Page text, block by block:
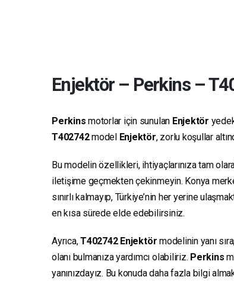
Enjektör– Perkins–
Perkins motorlar için sunulan Enjektör
T402742model Enjektör, zorlu koşullar
Bu modelin özellikleri, ihtiyaçlarınıza tam
iletişime geçmekten çekinmeyin. Konya
sınırlı kalmayıp, Türkiye’nin her yerine
en kısa sürede elde edebilirsiniz.
Ayrıca,T402742 Enjektör modelinin yanı
olanı bulmanıza yardımcı olabiliriz. Perkins
yanınızdayız. Bu konuda daha fazla bilgi